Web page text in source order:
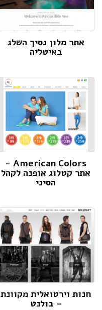
אתר מלון נסיך השלג
באיטליה
American Colors -
אתר קטלוג אופנה לקהל
הסיני
חנות וירטואלית מקוונת
- בולנט